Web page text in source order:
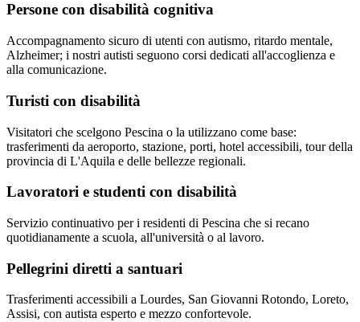
Persone con disabilità cognitiva
Accompagnamento sicuro di utenti con autismo, ritardo mentale,
Alzheimer; i nostri autisti seguono corsi dedicati all'accoglienza e
alla comunicazione.
Turisti con disabilità
Visitatori che scelgono Pescina o la utilizzano come base:
trasferimenti da aeroporto, stazione, porti, hotel accessibili, tour della
provincia di L'Aquila e delle bellezze regionali.
Lavoratori e studenti con disabilità
Servizio continuativo per i residenti di Pescina che si recano
quotidianamente a scuola, all'università o al lavoro.
Pellegrini diretti a santuari
Trasferimenti accessibili a Lourdes, San Giovanni Rotondo, Loreto,
Assisi, con autista esperto e mezzo confortevole.